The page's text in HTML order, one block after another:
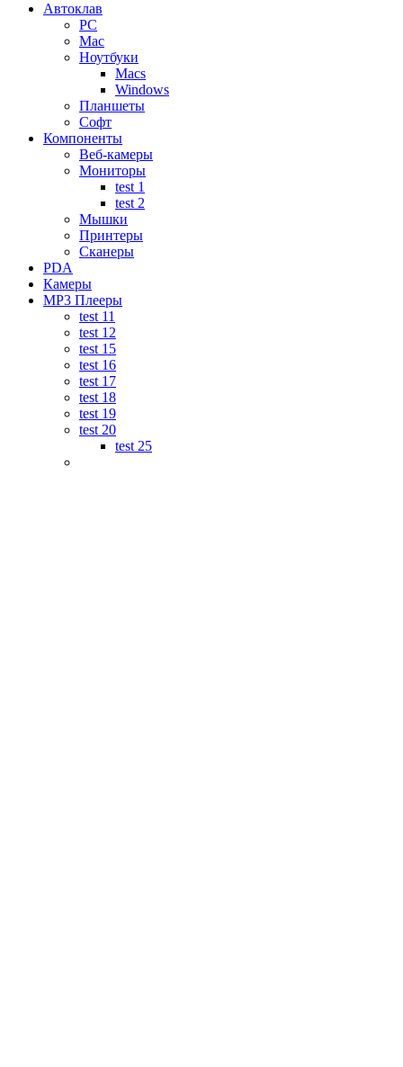
Автоклав
PC
Mac
Ноутбуки
Macs
Windows
Планшеты
Софт
Компоненты
Веб-камеры
Мониторы
test 1
test 2
Мышки
Принтеры
Сканеры
PDA
Камеры
MP3 Плееры
test 11
test 12
test 15
test 16
test 17
test 18
test 19
test 20
test 25